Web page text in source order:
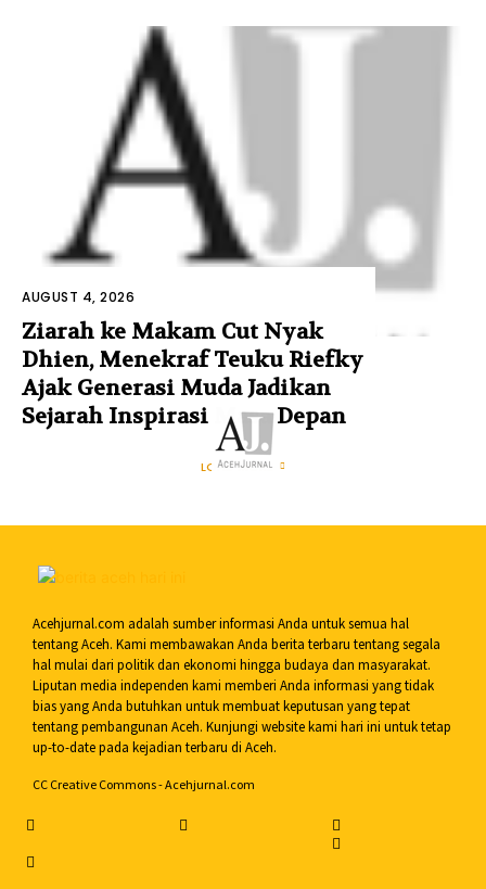
AUGUST 4, 2026
Ziarah ke Makam Cut Nyak
Dhien, Menekraf Teuku Riefky
Ajak Generasi Muda Jadikan
Sejarah Inspirasi Masa Depan
LOAD MORE
Acehjurnal.com adalah sumber informasi Anda untuk semua hal
tentang Aceh. Kami membawakan Anda berita terbaru tentang segala
hal mulai dari politik dan ekonomi hingga budaya dan masyarakat.
Liputan media independen kami memberi Anda informasi yang tidak
bias yang Anda butuhkan untuk membuat keputusan yang tepat
tentang pembangunan Aceh. Kunjungi website kami hari ini untuk tetap
up-to-date pada kejadian terbaru di Aceh.
CC Creative Commons - Acehjurnal.com